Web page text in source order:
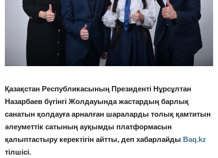
Қазақстан Республикасының Президенті Нұрсұлтан
Назарбаев бүгінгі Жолдауында жастардың барлық
санатын қолдауға арналған шараларды толық қамтитын
әлеуметтік сатының ауқымды платформасын
қалыптастыру керектігін айтты, деп хабарлайды Baq.kz
тілшісі.